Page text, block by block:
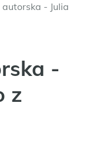
- Julia
-
z